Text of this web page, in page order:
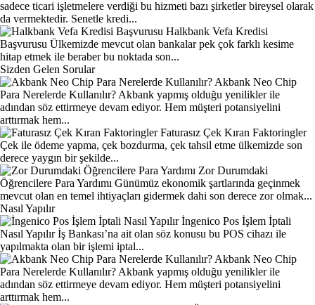
sadece ticari işletmelere verdiği bu hizmeti bazı şirketler bireysel olarak
da vermektedir. Senetle kredi...
Halkbank Vefa Kredisi
Başvurusu Ülkemizde mevcut olan bankalar pek çok farklı kesime
hitap etmek ile beraber bu noktada son...
Sizden Gelen Sorular
Akbank Neo Chip
Para Nerelerde Kullanılır? Akbank yapmış olduğu yenilikler ile
adından söz ettirmeye devam ediyor. Hem müşteri potansiyelini
arttırmak hem...
Faturasız Çek Kıran Faktoringler
Çek ile ödeme yapma, çek bozdurma, çek tahsil etme ülkemizde son
derece yaygın bir şekilde...
Zor Durumdaki
Öğrencilere Para Yardımı Günümüz ekonomik şartlarında geçinmek
mevcut olan en temel ihtiyaçları gidermek dahi son derece zor olmak...
Nasıl Yapılır
İngenico Pos İşlem İptali
Nasıl Yapılır İş Bankası’na ait olan söz konusu bu POS cihazı ile
yapılmakta olan bir işlemi iptal...
Akbank Neo Chip
Para Nerelerde Kullanılır? Akbank yapmış olduğu yenilikler ile
adından söz ettirmeye devam ediyor. Hem müşteri potansiyelini
arttırmak hem...